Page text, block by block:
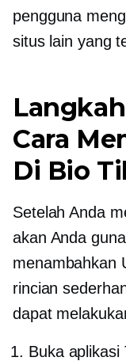
pengguna
situs lain yang
Cara
Di Bio
Setelah Anda
akan Anda
menambahkan
rincian
dapat
Buka aplikasi